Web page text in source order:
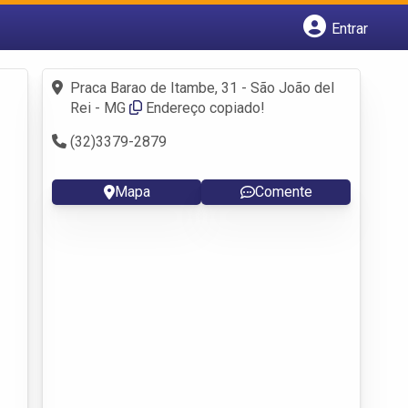
Entrar
Fazer login
Criar conta
Praca Barao de Itambe, 31 - São João del
Rei - MG
Endereço copiado!
(32)3379-2879
Mapa Comente